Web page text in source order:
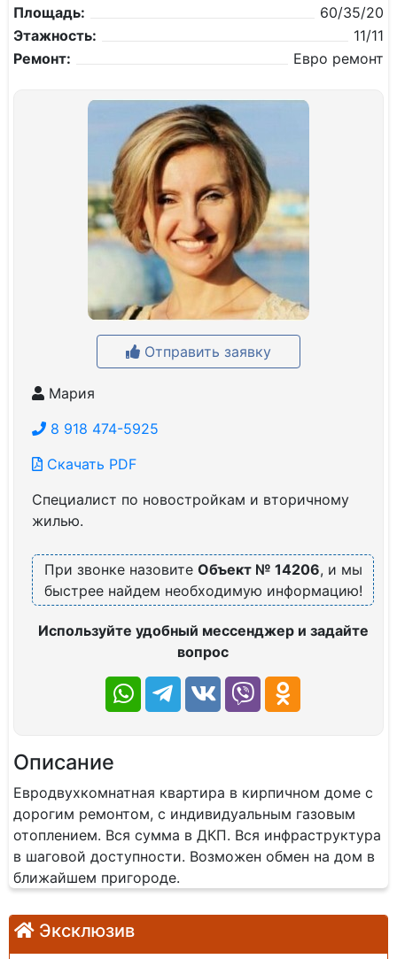
Площадь:
60/35/20
Этажность:
11/11
Ремонт:
Евро ремонт
Отправить заявку
Мария
8 918 474-5925
Скачать PDF
Специалист по новостройкам и вторичному
жилью.
При звонке назовите Объект № 14206, и мы
быстрее найдем необходимую информацию!
Используйте удобный мессенджер и задайте
вопрос
Описание
Евродвухкомнатная квартира в кирпичном доме с
дорогим ремонтом, с индивидуальным газовым
отоплением. Вся сумма в ДКП. Вся инфраструктура
в шаговой доступности. Возможен обмен на дом в
ближайшем пригороде.
Эксклюзив